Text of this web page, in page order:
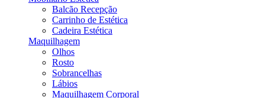
Balcão Recepção
Carrinho de Estética
Cadeira Estética
Maquilhagem
Olhos
Rosto
Sobrancelhas
Lábios
Maquilhagem Corporal